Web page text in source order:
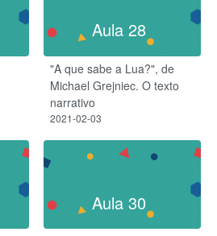
Aula 28
"A que sabe a Lua?", de
Michael Grejniec. O texto
narrativo
2021-02-03
Aula 30